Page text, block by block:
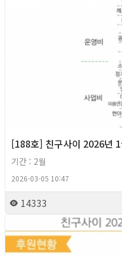
[188호] 친구사이 2026년
기간 : 2월
2026-03-05 10:47
14333